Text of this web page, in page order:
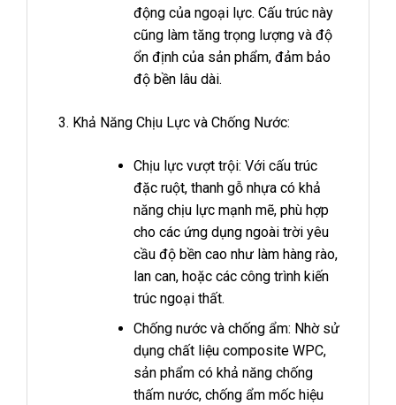
động của ngoại lực. Cấu trúc này
cũng làm tăng trọng lượng và độ
ổn định của sản phẩm, đảm bảo
độ bền lâu dài.
Khả Năng Chịu Lực và Chống Nước:
Chịu lực vượt trội: Với cấu trúc
đặc ruột, thanh gỗ nhựa có khả
năng chịu lực mạnh mẽ, phù hợp
cho các ứng dụng ngoài trời yêu
cầu độ bền cao như làm hàng rào,
lan can, hoặc các công trình kiến
trúc ngoại thất.
Chống nước và chống ẩm: Nhờ sử
dụng chất liệu composite WPC,
sản phẩm có khả năng chống
thấm nước, chống ẩm mốc hiệu